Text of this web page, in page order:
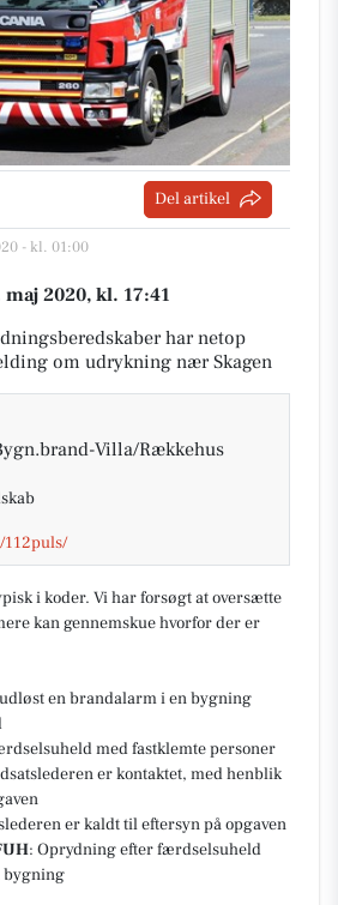
Del artikel
- kl. 01:00
2020, kl. 17:41
har netop
om udrykning nær Skagen
Villa/Rækkehus
i koder. Vi har forsøgt at oversætte
kan gennemskue hvorfor der er
en brandalarm i en bygning
med fastklemte personer
er kontaktet, med henblik
er kaldt til eftersyn på opgaven
: Oprydning efter færdselsuheld
bygning